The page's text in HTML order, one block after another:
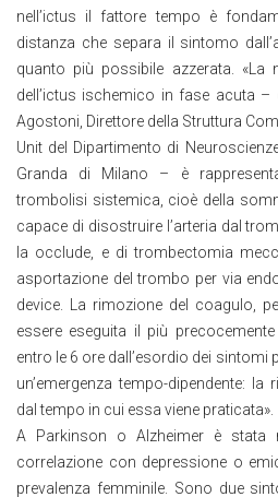
nell’ictus il fattore tempo è
distanza che separa il sintomo
quanto più possibile azzerata.
dell’ictus ischemico in fase acuta
Agostoni, Direttore della Struttura
Unit del Dipartimento di
Granda di Milano – è
trombolisi sistemica, cioè della
capace di disostruire l’arteria dal
la occlude, e di trombectomia
asportazione del trombo per via
device. La rimozione del coagulo,
essere eseguita il più
entro le 6 ore dall’esordio dei sintomi
un’emergenza tempo-dipendente:
dal tempo in cui essa viene praticata».
A Parkinson o Alzheimer è stata
correlazione con depressione o
prevalenza femminile. Sono due